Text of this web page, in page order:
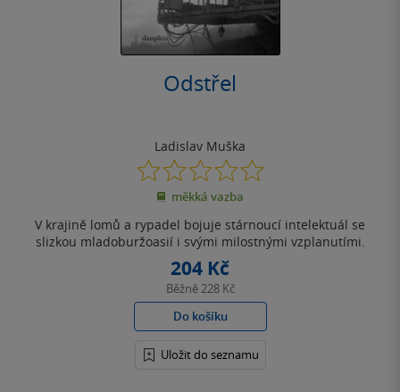
Odstřel
Ladislav Muška
0.0
z
5
měkká vazba
V krajině lomů a rypadel bojuje stárnoucí intelektuál se
slizkou mladoburžoasií i svými milostnými vzplanutími.
204 Kč
Běžně228 Kč
Do košíku
Uložit do seznamu